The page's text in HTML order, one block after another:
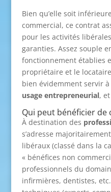
Bien qu’elle soit
commercial, ce contrat
pour les activités
garanties. Assez souple
fonctionnement établies
propriétaire et le
bien évidemment servir à
usage entrepreneurial,
Qui peut bénéficier de
À destination des
s’adresse
libéraux (classé dans la
« bénéfices non
professionnels du
infirmières, dentistes,